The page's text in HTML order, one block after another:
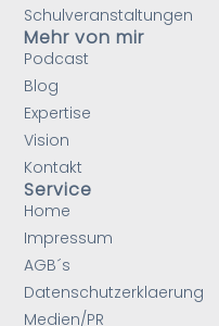
Schulveranstaltungen
Mehr von mir
Podcast
Blog
Expertise
Vision
Kontakt
Service
Home
Impressum
AGB´s
Datenschutzerklaerung
Medien/PR